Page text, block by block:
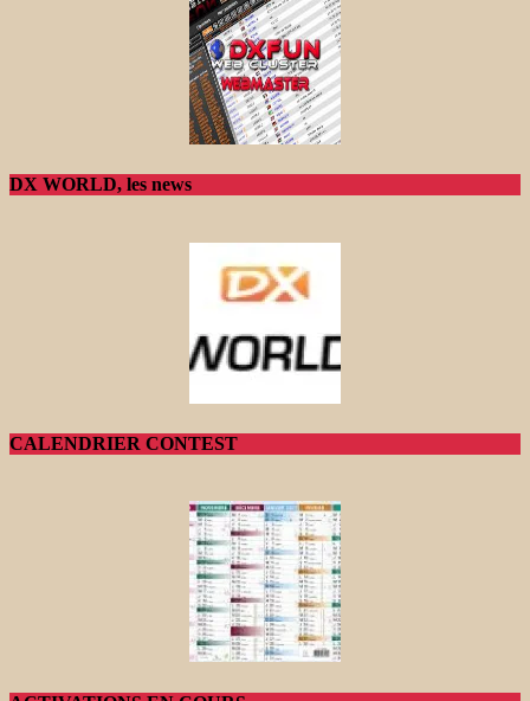
DX WORLD, les news
CALENDRIER CONTEST